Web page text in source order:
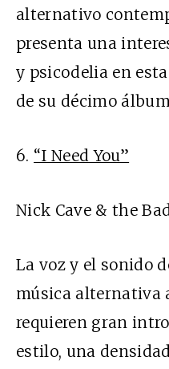
alternativo
presenta una
y psicodelia en
de su décimo
6. “I Need You”
Nick Cave & the
La voz y el sonido
música alternativa
requieren gran
estilo, una